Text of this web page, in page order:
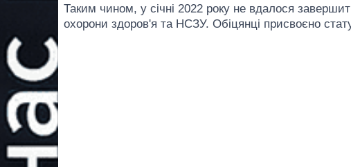
Таким чином, у січні 2022 року не вдалося
охорони здоров'я та НСЗУ. Обіцянці присвоєно